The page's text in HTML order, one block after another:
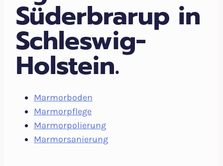
Süderbrarup in
Schleswig-
Holstein.
Marmorboden
Marmorpflege
Marmorpolierung
Marmorsanierung